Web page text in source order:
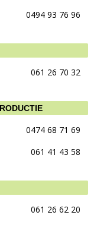
0494 93 76 96
061 26 70 32
0474 68 71 69
061 41 43 58
061 26 62 20